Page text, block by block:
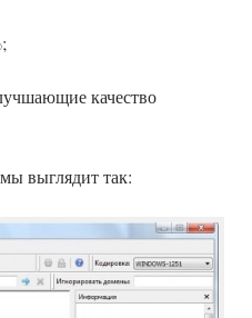
качество
выглядит так: